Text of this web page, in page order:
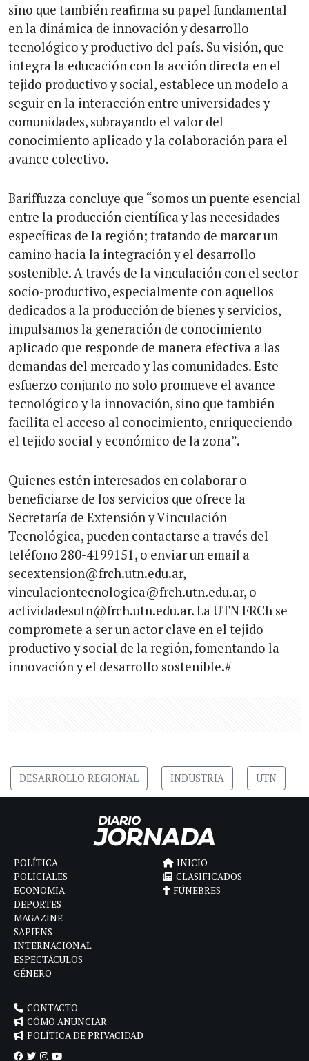
sino que también reafirma su papel fundamental
en la dinámica de innovación y desarrollo
tecnológico y productivo del país. Su visión, que
integra la educación con la acción directa en el
tejido productivo y social, establece un modelo a
seguir en la interacción entre universidades y
comunidades, subrayando el valor del
conocimiento aplicado y la colaboración para el
avance colectivo.
Bariffuzza concluye que “somos un puente esencial
entre la producción científica y las necesidades
específicas de la región; tratando de marcar un
camino hacia la integración y el desarrollo
sostenible. A través de la vinculación con el sector
socio-productivo, especialmente con aquellos
dedicados a la producción de bienes y servicios,
impulsamos la generación de conocimiento
aplicado que responde de manera efectiva a las
demandas del mercado y las comunidades. Este
esfuerzo conjunto no solo promueve el avance
tecnológico y la innovación, sino que también
facilita el acceso al conocimiento, enriqueciendo
el tejido social y económico de la zona”.
Quienes estén interesados en colaborar o
beneficiarse de los servicios que ofrece la
Secretaría de Extensión y Vinculación
Tecnológica, pueden contactarse a través del
teléfono 280-4199151, o enviar un email a
secextension@frch.utn.edu.ar,
vinculaciontecnologica@frch.utn.edu.ar, o
actividadesutn@frch.utn.edu.ar. La UTN FRCh se
compromete a ser un actor clave en el tejido
productivo y social de la región, fomentando la
innovación y el desarrollo sostenible.#
DESARROLLO REGIONAL INDUSTRIA UTN
POLÍTICA
POLICIALES
ECONOMIA
DEPORTES
MAGAZINE
SAPIENS
INTERNACIONAL
ESPECTÁCULOS
GÉNERO
INICIO
CLASIFICADOS
FÚNEBRES
CONTACTO
CÓMO ANUNCIAR
POLÍTICA DE PRIVACIDAD